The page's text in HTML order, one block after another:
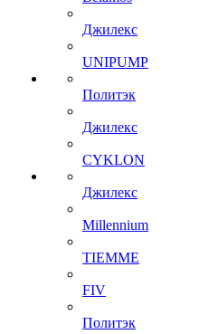
Джилекс
UNIPUMP
Политэк
Джилекс
CYKLON
Джилекс
Millennium
TIEMME
FIV
Политэк